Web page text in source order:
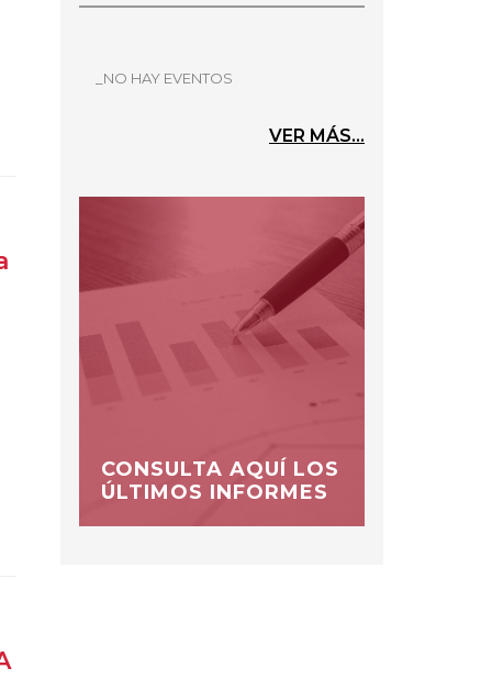
_NO HAY EVENTOS
VER MÁS...
CONSULTA AQUÍ LOS
ÚLTIMOS INFORMES